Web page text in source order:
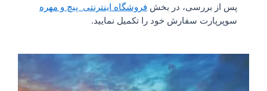
پس از بررسی، در بخش فروشگاه اینترنتی پیچ و مهره
سوپرپارت سفارش خود را تکمیل نمایید.